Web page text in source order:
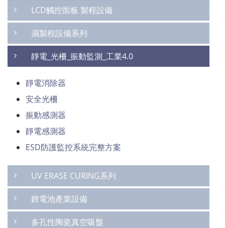
LCD觸控面板 製程設備
濕製程設備系列
靜電_光柵_振動監測_工業4.0
靜電消除器
安全光柵
振動感測器
靜電感測器
ESD防護監控系統完整方案
UV ERASE CURING系列
鋰電池產業設備
多孔性陶瓷真空吸盤